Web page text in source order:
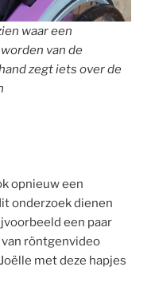
waar een
van de
zegt iets over de
opnieuw een
onderzoek dienen
een paar
röntgenvideo
met deze hapjes